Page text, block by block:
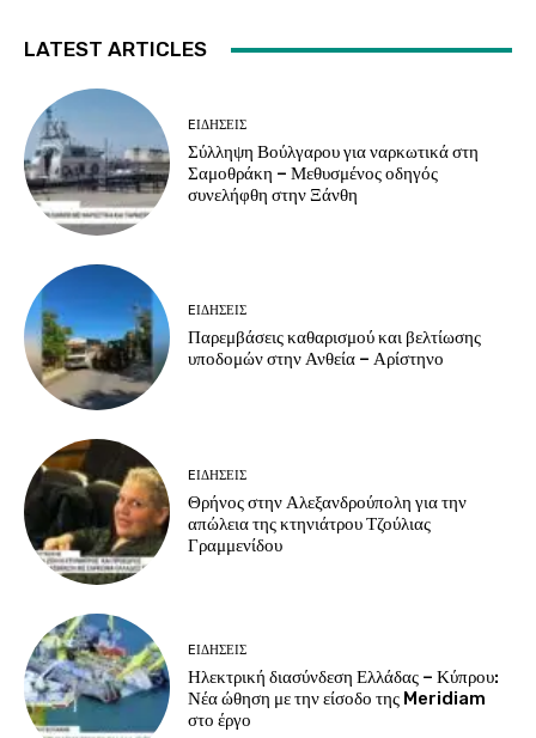
LATEST ARTICLES
EΙΔΗΣΕΙΣ
Σύλληψη Βούλγαρου για ναρκωτικά στη
Σαμοθράκη – Μεθυσμένος οδηγός
συνελήφθη στην Ξάνθη
EΙΔΗΣΕΙΣ
Παρεμβάσεις καθαρισμού και βελτίωσης
υποδομών στην Ανθεία – Αρίστηνο
EΙΔΗΣΕΙΣ
Θρήνος στην Αλεξανδρούπολη για την
απώλεια της κτηνιάτρου Τζούλιας
Γραμμενίδου
EΙΔΗΣΕΙΣ
Ηλεκτρική διασύνδεση Ελλάδας – Κύπρου:
Νέα ώθηση με την είσοδο της Meridiam
στο έργο